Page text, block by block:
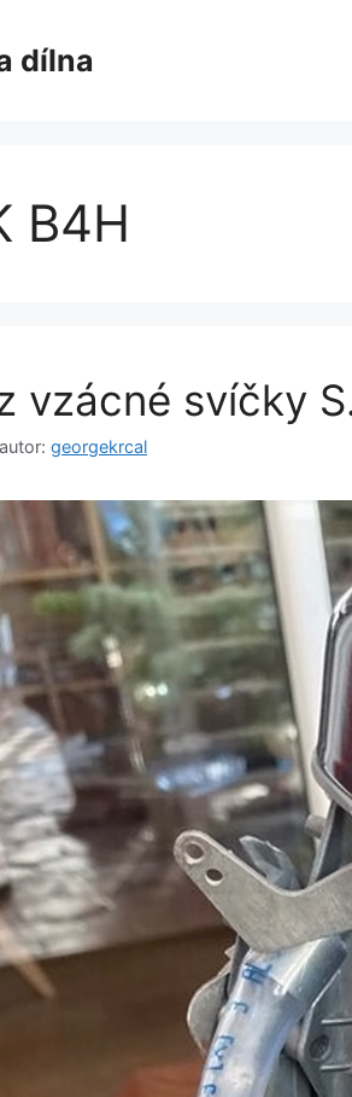
dílna
B4H
vzácné svíčky
autor: georgekrcal